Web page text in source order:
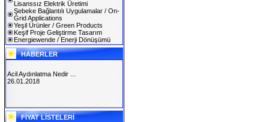
Lisanssız Elektrik Üretimi
Şebeke Bağlantılı Uygulamalar / On-
Grid Applications
Yeşil Ürünler / Green Products
Keşif Proje Geliştirme Tasarım
Energiewende / Enerji Dönüşümü
HABERLER
SOLAREX ISTANBUL 2019
30.01.2019
Acil Aydınlatma Nedir ...
26.01.2018
FİYAT LİSTELERİ